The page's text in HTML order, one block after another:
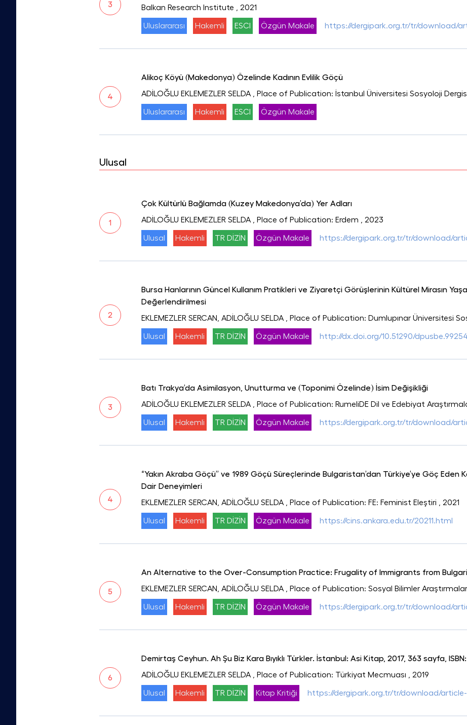
3
Balkan Research Institute
, 2021
Uluslararası Hakemli ESCI Özgün Makale https://dergipark.org.tr/tr/download/
4
Alikoç Köyü (Makedonya) Özelinde Kadının Evlilik Göçü
ADİLOĞLU EKLEMEZLER SELDA
, Place of Publication: İstanbul Üniversitesi Sosyoloji
Uluslararası Hakemli ESCI Özgün Makale
Ulusal
1
Çok Kültürlü Bağlamda (Kuzey Makedonya’da) Yer Adları
ADİLOĞLU EKLEMEZLER SELDA
, Place of Publication: Erdem , 2023
Ulusal Hakemli TR DİZİN Özgün Makale https://dergipark.org.tr/tr/download/
2
Bursa Hanlarının Güncel Kullanım Pratikleri ve Ziyaretçi Görüşlerinin Kültürel Mirasın
Değerlendirilmesi
EKLEMEZLER SERCAN, ADİLOĞLU SELDA
, Place of Publication: Dumlupınar Üniversitesi
Ulusal Hakemli TR DİZİN Özgün Makale http://dx.doi.org/10.51290/
3
Batı Trakya’da Asimilasyon, Unutturma ve (Toponimi Özelinde) İsim Değişikliği
ADİLOĞLU EKLEMEZLER SELDA
, Place of Publication: RumeliDE Dil ve Edebiyat
Ulusal Hakemli TR DİZİN Özgün Makale https://dergipark.org.tr/tr/download/
4
“Yakın Akraba Göçü” ve 1989 Göçü Süreçlerinde Bulgaristan’dan Türkiye’ye Göç Eden
Dair Deneyimleri
EKLEMEZLER SERCAN, ADİLOĞLU SELDA
, Place of Publication: FE: Feminist Eleştiri , 2021
Ulusal Hakemli TR DİZİN Özgün Makale https://cins.ankara.edu.tr/20211.html
5
An Alternative to the Over-Consumption Practice: Frugality of Immigrants from
EKLEMEZLER SERCAN, ADİLOĞLU SELDA
, Place of Publication: Sosyal Bilimler
Ulusal Hakemli TR DİZİN Özgün Makale https://dergipark.org.tr/tr/download/
6
Demirtaş Ceyhun. Ah Şu Biz Kara Bıyıklı Türkler. İstanbul: Asi Kitap, 2017, 363 sayfa,
ADİLOĞLU EKLEMEZLER SELDA
, Place of Publication: Türkiyat Mecmuası , 2019
Ulusal Hakemli TR DİZİN Kitap Kritiği https://dergipark.org.tr/tr/download/